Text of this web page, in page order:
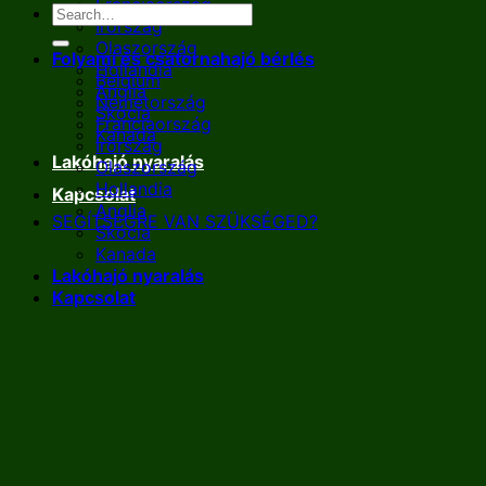
Franciaország
Írország
Olaszország
Hollandia
Anglia
Skócia
Kanada
Lakóhajó nyaralás
Kapcsolat
SEGÍTSÉGRE VAN SZÜKSÉGED?
Folyami és csatornahajó bérlés
Belgium
Németország
Franciaország
Írország
Olaszország
Hollandia
Anglia
Skócia
Kanada
Lakóhajó nyaralás
Kapcsolat